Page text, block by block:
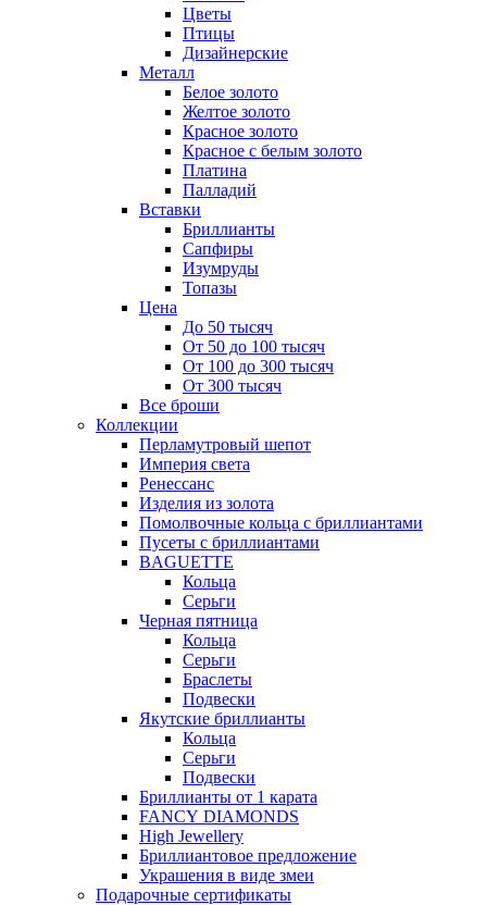
Цветы
Птицы
Дизайнерские
Металл
Белое золото
Желтое золото
Красное золото
Красное с белым золото
Платина
Палладий
Вставки
Бриллианты
Сапфиры
Изумруды
Топазы
Цена
До 50 тысяч
От 50 до 100 тысяч
От 100 до 300 тысяч
От 300 тысяч
Все броши
Коллекции
Перламутровый шепот
Империя света
Ренессанс
Изделия из золота
Помолвочные кольца с бриллиантами
Пусеты с бриллиантами
BAGUETTE
Кольца
Серьги
Черная пятница
Кольца
Серьги
Браслеты
Подвески
Якутские бриллианты
Кольца
Серьги
Подвески
Бриллианты от 1 карата
FANCY DIAMONDS
High Jewellery
Бриллиантовое предложение
Украшения в виде змеи
Подарочные сертификаты